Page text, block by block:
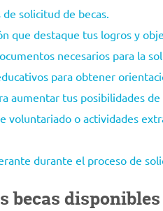
solicitud de becas.
que destaque tus logros y
necesarios para la
para obtener
aumentar tus posibilidades
voluntariado o actividades
durante el proceso de
becas disponibles